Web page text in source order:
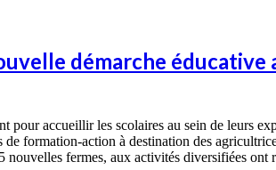
démarche éducative
accueillir les scolaires au sein de leurs
formation-action à destination des
nouvelles fermes, aux activités diversifiées ont